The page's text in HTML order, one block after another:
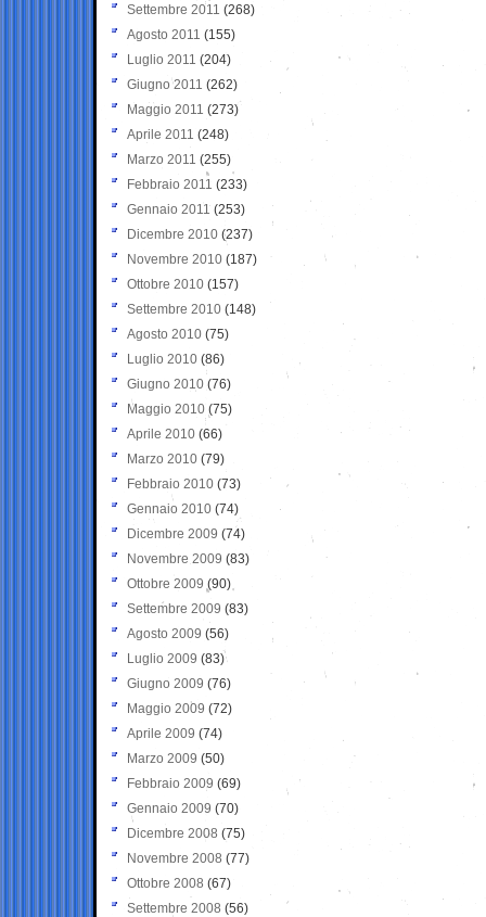
Settembre 2011 (268)
Agosto 2011 (155)
Luglio 2011 (204)
Giugno 2011 (262)
Maggio 2011 (273)
Aprile 2011 (248)
Marzo 2011 (255)
Febbraio 2011 (233)
Gennaio 2011 (253)
Dicembre 2010 (237)
Novembre 2010 (187)
Ottobre 2010 (157)
Settembre 2010 (148)
Agosto 2010 (75)
Luglio 2010 (86)
Giugno 2010 (76)
Maggio 2010 (75)
Aprile 2010 (66)
Marzo 2010 (79)
Febbraio 2010 (73)
Gennaio 2010 (74)
Dicembre 2009 (74)
Novembre 2009 (83)
Ottobre 2009 (90)
Settembre 2009 (83)
Agosto 2009 (56)
Luglio 2009 (83)
Giugno 2009 (76)
Maggio 2009 (72)
Aprile 2009 (74)
Marzo 2009 (50)
Febbraio 2009 (69)
Gennaio 2009 (70)
Dicembre 2008 (75)
Novembre 2008 (77)
Ottobre 2008 (67)
Settembre 2008 (56)